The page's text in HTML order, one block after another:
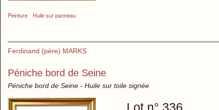
Peinture Huile sur panneau
Ferdinand (père) MARKS
Péniche bord de Seine
Péniche bord de Seine - Huile sur toile signée
Lot n° 336